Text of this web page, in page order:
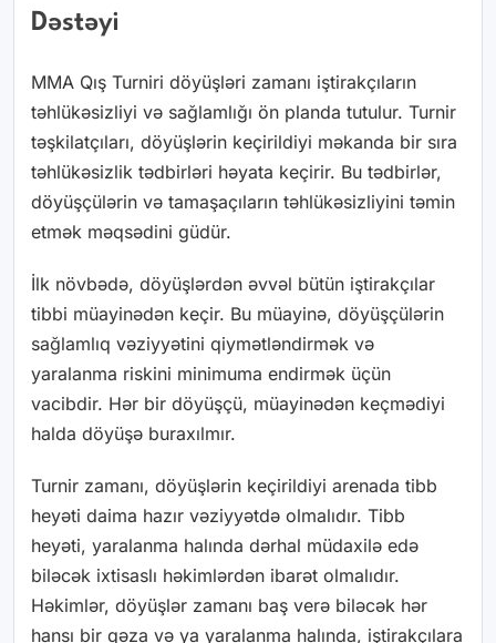
Dəstəyi
MMA Qış Turniri döyüşləri zamanı iştirakçıların
təhlükəsizliyi və sağlamlığı ön planda tutulur. Turnir
təşkilatçıları, döyüşlərin keçirildiyi məkanda bir sıra
təhlükəsizlik tədbirləri həyata keçirir. Bu tədbirlər,
döyüşçülərin və tamaşaçıların təhlükəsizliyini təmin
etmək məqsədini güdür.
İlk növbədə, döyüşlərdən əvvəl bütün iştirakçılar
tibbi müayinədən keçir. Bu müayinə, döyüşçülərin
sağlamlıq vəziyyətini qiymətləndirmək və
yaralanma riskini minimuma endirmək üçün
vacibdir. Hər bir döyüşçü, müayinədən keçmədiyi
halda döyüşə buraxılmır.
Turnir zamanı, döyüşlərin keçirildiyi arenada tibb
heyəti daima hazır vəziyyətdə olmalıdır. Tibb
heyəti, yaralanma halında dərhal müdaxilə edə
biləcək ixtisaslı həkimlərdən ibarət olmalıdır.
Həkimlər, döyüşlər zamanı baş verə biləcək hər
hansı bir qəza və ya yaralanma halında, iştirakçılara